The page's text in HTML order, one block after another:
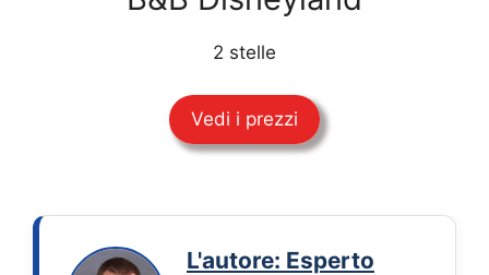
2 stelle
Vedi i prezzi
L'autore: Esperto